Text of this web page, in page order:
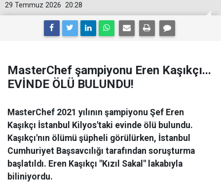
20:28
29 Temmuz 2026
MasterChef şampiyonu Eren Kaşıkçı...
EVİNDE ÖLÜ BULUNDU!
MasterChef 2021 yılının şampiyonu Şef Eren
Kaşıkçı İstanbul Kilyos'taki evinde ölü bulundu.
Kaşıkçı'nın ölümü şüpheli görülürken, İstanbul
Cumhuriyet Başsavcılığı tarafından soruşturma
başlatıldı. Eren Kaşıkçı "Kızıl Sakal" lakabıyla
biliniyordu.